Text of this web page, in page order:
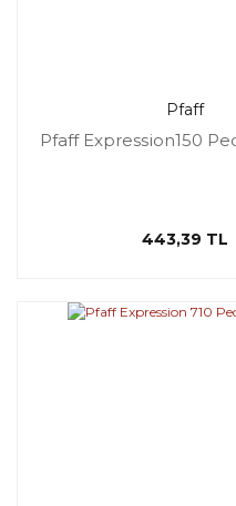
Pfaff
Pfaff Expression150
443,39 TL